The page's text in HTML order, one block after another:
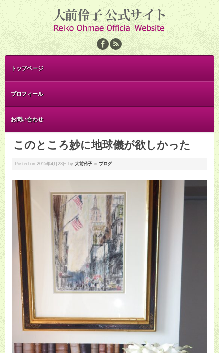
トップページ
プロフィール
お問い合わせ
このところ妙に地球儀が欲しかった
Posted on 2015年4月23日 by 大前伶子 in ブログ